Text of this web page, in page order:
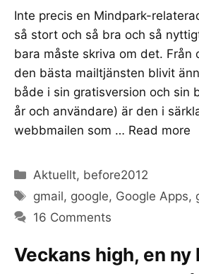
Inte precis en Mindpark-
så stort och så bra och så
bara måste skriva om det. Från
den bästa mailtjänsten blivit
både i sin gratisversion och sin
år och användare) är den i
webbmailen som … Read more
Categories
Aktuellt, before2012
Tags
gmail, google, Google Apps,
16 Comments
Veckans high, en ny